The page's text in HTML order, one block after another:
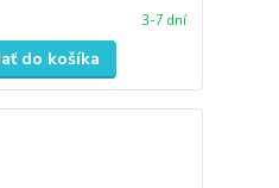
3-7 dní
do košíka